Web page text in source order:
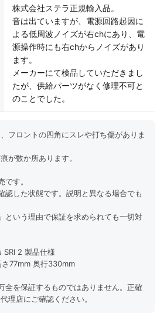
株式会社ステラ正規輸入品。
音は出ていますが、電源回路起因に
よる低周波ノイズが右chにあり、電
源操作時にも右chからノイズがあり
ます。
メーカーにて検品していただきまし
たが、供給パーツがなく修理不可と
のことでした。
フロントの四角にスレや打ち傷がありま
が数か所あります。
す。
認した状態です。説明と異なる場合でも
という理由で保証を求められても一切対
2 製品仕様
77mm 奥行330mm
全を保証するものではありません。正確
理店にご確認ください。